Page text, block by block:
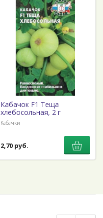
Кабачок F1 Теща
хлебосольная, 2 г
Кабачки
2,70 руб.